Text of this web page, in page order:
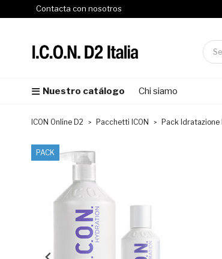
Contacta con nosotros
Nuestro catálogo Chi siamo
ICON Online D2 Pacchetti ICON Pack Idratazione
PACK